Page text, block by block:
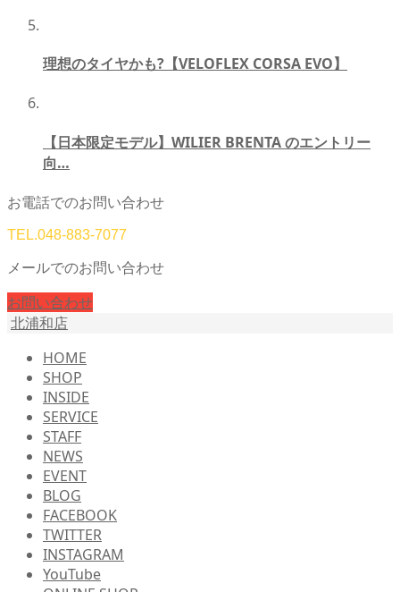
理想のタイヤかも?【VELOFLEX CORSA EVO】
【日本限定モデル】WILIER BRENTA のエントリー
向…
お電話でのお問い合わせ
TEL.048-883-7077
メールでのお問い合わせ
お問い合わせ
北浦和店
HOME
SHOP
INSIDE
SERVICE
STAFF
NEWS
EVENT
BLOG
FACEBOOK
TWITTER
INSTAGRAM
YouTube